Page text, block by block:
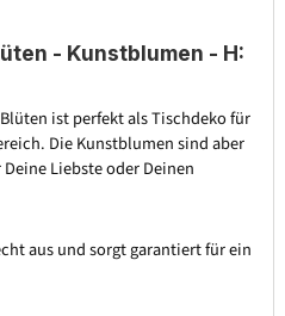
- Kunstblumen - H:
ist perfekt als Tischdeko für
Die Kunstblumen sind aber
Liebste oder Deinen
aus und sorgt garantiert für ein